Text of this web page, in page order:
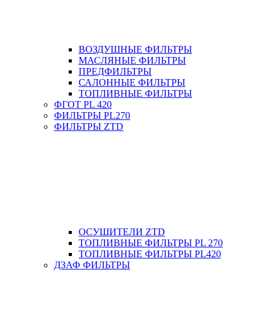
ВОЗДУШНЫЕ ФИЛЬТРЫ
МАСЛЯНЫЕ ФИЛЬТРЫ
ПРЕДФИЛЬТРЫ
САЛОННЫЕ ФИЛЬТРЫ
ТОПЛИВНЫЕ ФИЛЬТРЫ
ФГОТ PL 420
ФИЛЬТРЫ PL270
ФИЛЬТРЫ ZTD
ОСУШИТЕЛИ ZTD
ТОПЛИВНЫЕ ФИЛЬТРЫ PL 270
ТОПЛИВНЫЕ ФИЛЬТРЫ PL420
ДЗАФ ФИЛЬТРЫ